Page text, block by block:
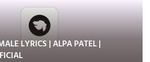
LYRICS | ALPA PATEL |